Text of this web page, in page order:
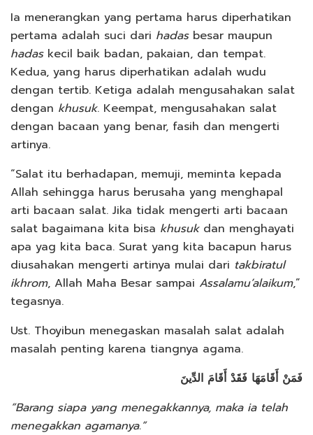
Ia menerangkan yang pertama harus diperhatikan
pertama adalah suci dari hadasbesar maupun
hadaskecil baik badan, pakaian, dan tempat.
Kedua, yang harus diperhatikan adalah wudu
dengan tertib. Ketiga adalah mengusahakan salat
dengan khusuk. Keempat, mengusahakan salat
dengan bacaan yang benar, fasih dan mengerti
artinya.
“Salat itu berhadapan, memuji, meminta kepada
Allah sehingga harus berusaha yang menghapal
arti bacaan salat. Jika tidak mengerti arti bacaan
salat bagaimana kita bisa khusukdan menghayati
apa yag kita baca. Surat yang kita bacapun harus
diusahakan mengerti artinya mulai dari takbiratul
ikhrom, Allah Maha Besar sampai Assalamu’alaikum,”
tegasnya.
Ust. Thoyibun menegaskan masalah salat adalah
masalah penting karena tiangnya agama.
فَمَنْ أَقَامَهَا فَقَدْ أَقَامَ الدِّينَ
“Barang siapa yang menegakkannya, maka ia telah
menegakkan agamanya.”